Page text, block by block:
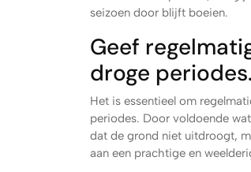
seizoen door blijft boeien.
Geef
droge periodes.
Het is essentieel om
periodes. Door voldoende
dat de grond niet uitdroogt,
aan een prachtige en